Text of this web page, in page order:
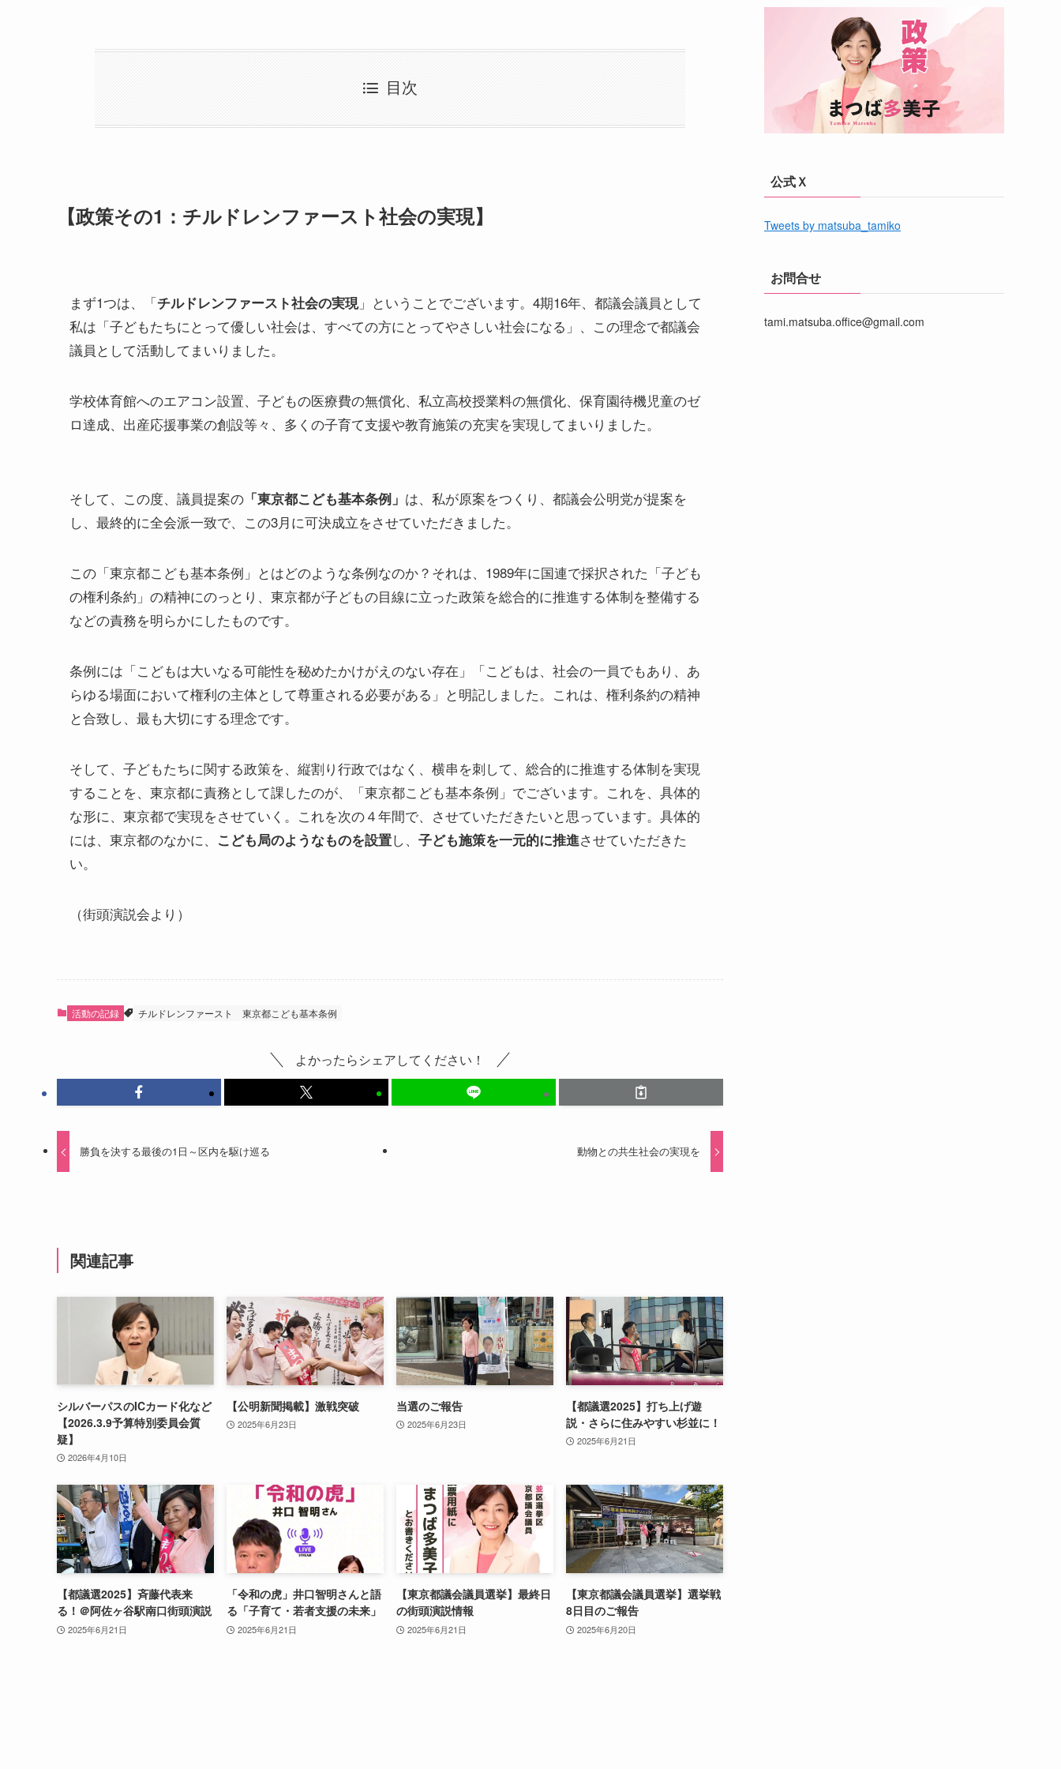
目次
【政策その1：チルドレンファースト社会の実現】
まず1つは、「チルドレンファースト社会の実現」ということでございます。4期16年、都議会議員として
私は「子どもたちにとって優しい社会は、すべての方にとってやさしい社会になる」、この理念で都議会
議員として活動してまいりました。
学校体育館へのエアコン設置、子どもの医療費の無償化、私立高校授業料の無償化、保育園待機児童のゼ
ロ達成、出産応援事業の創設等々、多くの子育て支援や教育施策の充実を実現してまいりました。
そして、この度、議員提案の 「東京都こども基本条例」 は、私が原案をつくり、都議会公明党が提案を
し、最終的に全会派一致で、この3月に可決成立をさせていただきました。
この「東京都こども基本条例」とはどのような条例なのか？それは、1989年に国連で採択された「子ども
の権利条約」の精神にのっとり、東京都が子どもの目線に立った政策を総合的に推進する体制を整備する
などの責務を明らかにしたものです。
条例には「こどもは大いなる可能性を秘めたかけがえのない存在」「こどもは、社会の一員でもあり、あ
らゆる場面において権利の主体として尊重される必要がある」と明記しました。これは、権利条約の精神
と合致し、最も大切にする理念です。
そして、子どもたちに関する政策を、縦割り行政ではなく、横串を刺して、総合的に推進する体制を実現
することを、東京都に責務として課したのが、「東京都こども基本条例」でございます。これを、具体的
な形に、東京都で実現をさせていく。これを次の４年間で、させていただきたいと思っています。具体的
には、東京都のなかに、
こども局のようなものを設置し、 子ども施策を一元的に推進させていただきた
い。
（街頭演説会より）
活動の記録 チルドレンファースト 東京都こども基本条例
よかったらシェアしてください！
勝負を決する最後の1日～区内を駆け巡る 動物との共生社会の実現を
関連記事
シルバーパスのICカード化など
【2026.3.9予算特別委員会質
疑】
2026年4月10日
【公明新聞掲載】激戦突破
2025年6月23日
当選のご報告
2025年6月23日
【都議選2025】打ち上げ遊
説・さらに住みやすい杉並に！
2025年6月21日
【都議選2025】斉藤代表来
る！＠阿佐ヶ谷駅南口街頭演説
2025年6月21日
「令和の虎」井口智明さんと語
る「子育て・若者支援の未来」
2025年6月21日
【東京都議会議員選挙】最終日
の街頭演説情報
2025年6月21日
【東京都議会議員選挙】選挙戦
8日目のご報告
2025年6月20日
公式Ｘ
Tweets by matsuba_tamiko
お問合せ
tami.matsuba.office@gmail.com